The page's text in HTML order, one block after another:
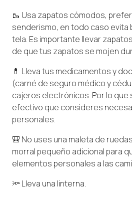
🥾 Usa zapatos cómodos,
senderismo, en todo caso evita
tela. Es importante llevar
de que tus zapatos se mojen
💊 Lleva tus medicamentos y
(carné de seguro médico y
cajeros electrónicos. Por lo que
efectivo que consideres
personales.
🎒 No uses una maleta de
morral pequeño adicional para
elementos personales a las
🔦 Lleva una linterna.